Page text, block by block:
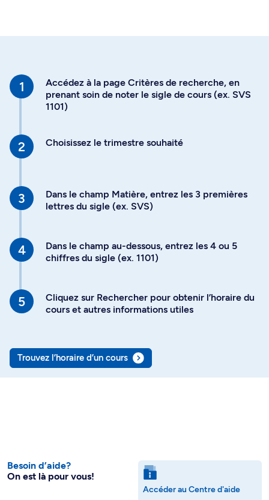
Accédez à la page Critères de recherche, en
prenant soin de noter le sigle de cours (ex. SVS
1101)
Choisissez le trimestre souhaité
Dans le champ Matière, entrez les 3 premières
lettres du sigle (ex. SVS)
Dans le champ au-dessous, entrez les 4 ou 5
chiffres du sigle (ex. 1101)
Cliquez sur Rechercher pour obtenir l’horaire du
cours et autres informations utiles
Trouvez l’horaire d’un cours
Besoin d’aide?
On est là pour vous!
Accéder au Centre d'aide